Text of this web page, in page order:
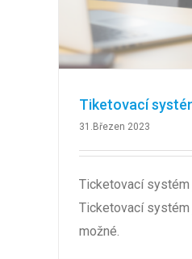
Tiketovací
31.Březen 2023
Ticketovací systém
Ticketovací systém
možné.